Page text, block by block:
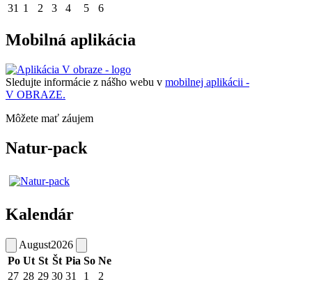
31 1 2 3 4 5 6
Mobilná aplikácia
Sledujte informácie z nášho webu v mobilnej aplikácii -
V OBRAZE.
Môžete mať záujem
Natur-pack
Kalendár
August2026
Po Ut St Št Pia So Ne
27 28 29 30 31 1
2